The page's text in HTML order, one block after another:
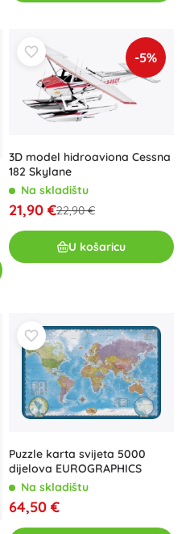
-5%
3D model hidroaviona Cessna
182 Skylane
Na skladištu
21,90 €22,90 €
U košaricu
Puzzle karta svijeta 5000
dijelova EUROGRAPHICS
Na skladištu
64,50 €